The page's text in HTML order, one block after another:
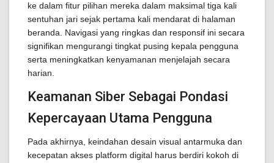
ke dalam fitur pilihan mereka dalam maksimal tiga kali
sentuhan jari sejak pertama kali mendarat di halaman
beranda. Navigasi yang ringkas dan responsif ini secara
signifikan mengurangi tingkat pusing kepala pengguna
serta meningkatkan kenyamanan menjelajah secara
harian.
Keamanan Siber Sebagai Pondasi
Kepercayaan Utama Pengguna
Pada akhirnya, keindahan desain visual antarmuka dan
kecepatan akses platform digital harus berdiri kokoh di